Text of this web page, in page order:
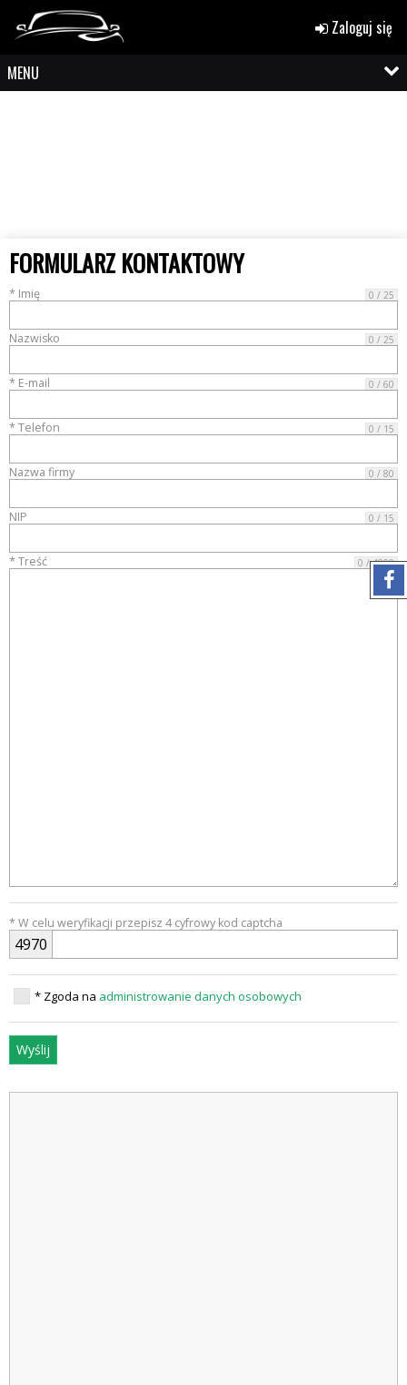
Zaloguj się
MENU
FORMULARZ KONTAKTOWY
* Imię 0 / 25
Nazwisko 0 / 25
* E-mail 0 / 60
* Telefon 0 / 15
Nazwa firmy 0 / 80
NIP 0 / 15
* Treść 0 / 4000
* W celu weryfikacji przepisz 4 cyfrowy kod captcha
4970
* Zgoda na administrowanie danych osobowych
Wyślij